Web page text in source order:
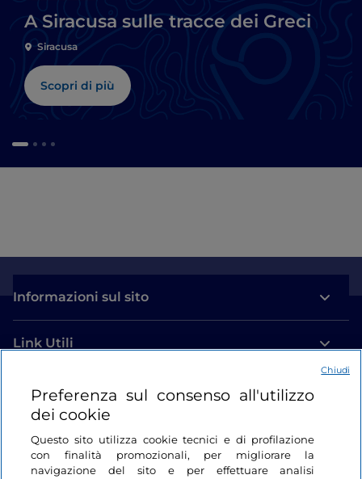
A Siracusa sulle tracce dei Greci
Siracusa
Scopri di più
Informazioni sul sito
Link Utili
Login
Restiamo in contatto
Preferenza sul consenso all'utilizzo
dei cookie
Questo sito utilizza cookie tecnici e di profilazione
con finalità promozionali, per migliorare la
navigazione del sito e per effettuare analisi
Chiudi